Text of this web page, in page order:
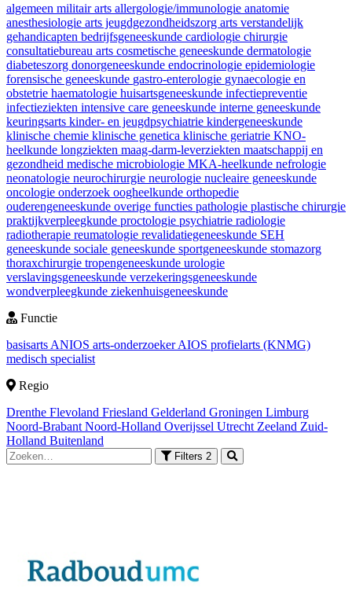
algemeen militair arts allergologie/immunologie anatomie
anesthesiologie arts jeugdgezondheidszorg arts verstandelijk
gehandicapten bedrijfsgeneeskunde cardiologie chirurgie
consultatiebureau arts cosmetische geneeskunde dermatologie
diabeteszorg donorgeneeskunde endocrinologie epidemiologie
forensische geneeskunde gastro-enterologie gynaecologie en
obstetrie haematologie huisartsgeneeskunde infectiepreventie
infectieziekten intensive care geneeskunde interne geneeskunde
keuringsarts kinder- en jeugdpsychiatrie kindergeneeskunde
klinische chemie klinische genetica klinische geriatrie KNO-
heelkunde longziekten maag-darm-leverziekten maatschappij en
gezondheid medische microbiologie MKA-heelkunde nefrologie
neonatologie neurochirurgie neurologie nucleaire geneeskunde
oncologie onderzoek oogheelkunde orthopedie
ouderengeneeskunde overige functies pathologie plastische chirurgie
praktijkverpleegkunde proctologie psychiatrie radiologie
radiotherapie reumatologie revalidatiegeneeskunde SEH
geneeskunde sociale geneeskunde sportgeneeskunde stomazorg
thoraxchirurgie tropengeneeskunde urologie
verslavingsgeneeskunde verzekeringsgeneeskunde
wondverpleegkunde ziekenhuisgeneeskunde
Functie
basisarts ANIOS arts-onderzoekerAIOS profielarts (KNMG)
medisch specialist
Regio
Drenthe Flevoland Friesland Gelderland Groningen Limburg
Noord-Brabant Noord-Holland Overijssel Utrecht Zeeland Zuid-
Holland Buitenland
Filters 2